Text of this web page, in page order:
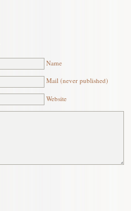
Name
Mail (never published)
Website